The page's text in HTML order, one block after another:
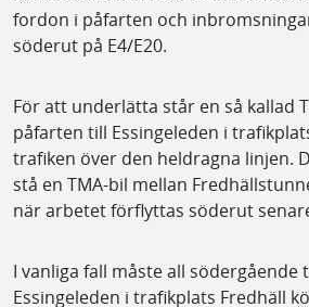
fordon i påfarten och
söderut på E4/E20.
För att underlätta står en så kallad
påfarten till Essingeleden i
trafiken över den heldragna linjen.
stå en TMA-bil mellan
när arbetet förflyttas söderut
I vanliga fall måste all södergående
Essingeleden i trafikplats Fredhäll